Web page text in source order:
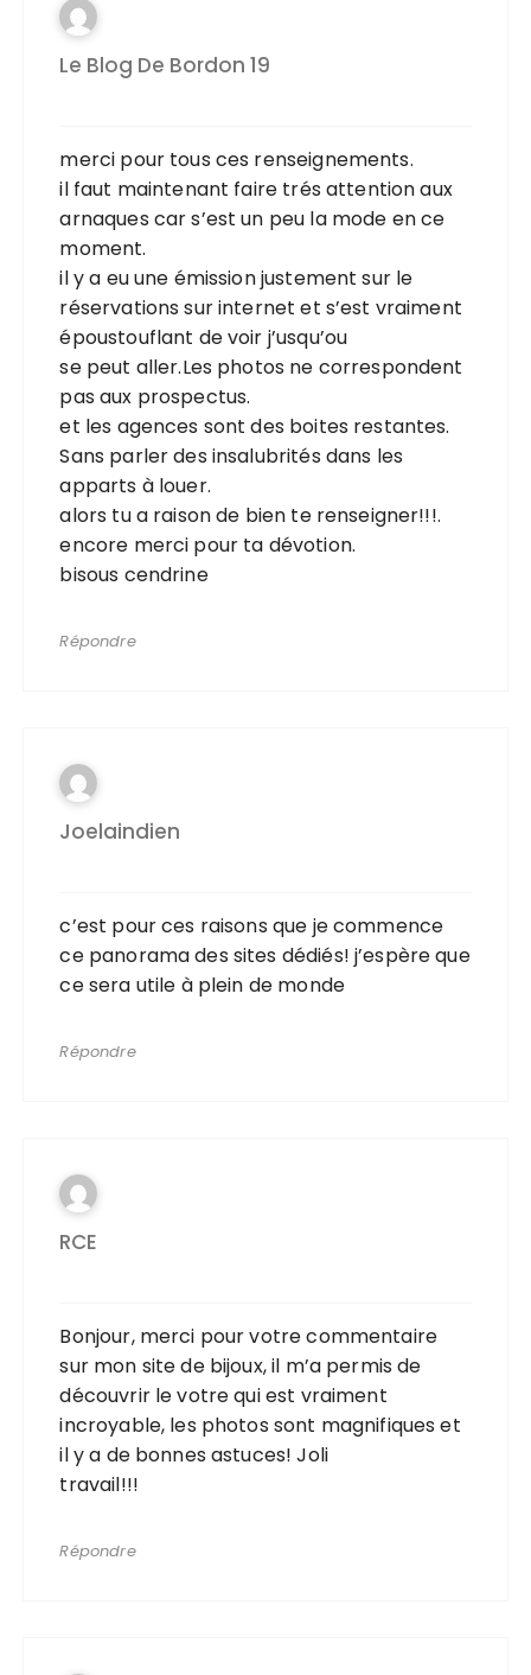
Le Blog De Bordon 19
merci pour tous ces renseignements.
il faut maintenant faire trés attention aux
arnaques car s’est un peu la mode en ce
moment.
il y a eu une émission justement sur le
réservations sur internet et s’est vraiment
époustouflant de voir j’usqu’ou
se peut aller.Les photos ne correspondent
pas aux prospectus.
et les agences sont des boites restantes.
Sans parler des insalubrités dans les
apparts à louer.
alors tu a raison de bien te renseigner!!!.
encore merci pour ta dévotion.
bisous cendrine
Répondre
Joelaindien
c’est pour ces raisons que je commence
ce panorama des sites dédiés! j’espère que
ce sera utile à plein de monde
Répondre
RCE
Bonjour, merci pour votre commentaire
sur mon site de bijoux, il m’a permis de
découvrir le votre qui est vraiment
incroyable, les photos sont magnifiques et
il y a de bonnes astuces! Joli
travail!!!
Répondre